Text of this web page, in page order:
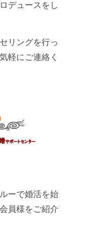
デュースをし
リングを行っ
軽にご連絡く
ーで婚活を始
員様をご紹介